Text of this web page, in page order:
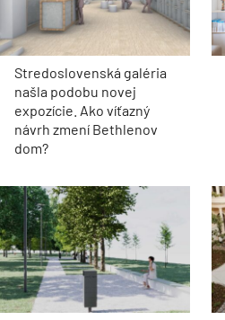
Stredoslovenská galéria
našla podobu novej
expozície. Ako víťazný
návrh zmení Bethlenov
dom?